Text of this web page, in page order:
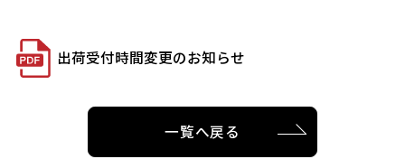
出荷受付時間変更のお知らせ
一覧へ戻る